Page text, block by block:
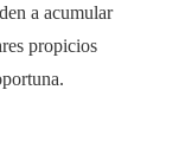
a acumular
propicios